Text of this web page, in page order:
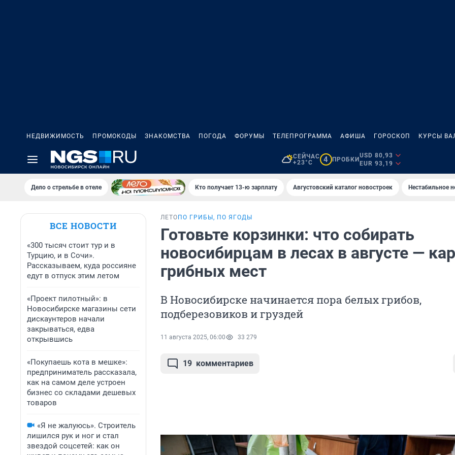
НЕДВИЖИМОСТЬ ПРОМОКОДЫ ЗНАКОМСТВА ПОГОДА ФОРУМЫ ТЕЛЕПРОГРАММА АФИША ГОРОСКОП КУРСЫ
СЕЙЧАС
+23°C
4 ПРОБКИ
USD 80,93
EUR 93,19
Дело о стрельбе в отеле Кто получает 13-ю зарплату Августовский каталог новостроек Нестабильное
ВСЕ НОВОСТИ
«300 тысяч стоит тур и в
Турцию, и в Сочи».
Рассказываем, куда россияне
едут в отпуск этим летом
«Проект пилотный»: в
Новосибирске магазины сети
дискаунтеров начали
закрываться, едва
открывшись
«Покупаешь кота в мешке»:
предприниматель рассказала,
как на самом деле устроен
бизнес со складами дешевых
товаров
«Я не жалуюсь». Строитель
лишился рук и ног и стал
звездой соцсетей: как он
ЛЕТО ПО ГРИБЫ, ПО ЯГОДЫ
Готовьте корзинки: что собирать
новосибирцам в лесах в августе —
грибных мест
В Новосибирске начинается пора белых грибов,
подберезовиков и груздей
11 августа 2025, 06:00 33 279
19 комментариев